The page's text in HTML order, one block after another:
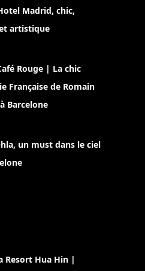
Madrid, chic,
artistique
Rouge | La chic
Française de Romain
Barcelone
un must dans le ciel
Resort Hua Hin |